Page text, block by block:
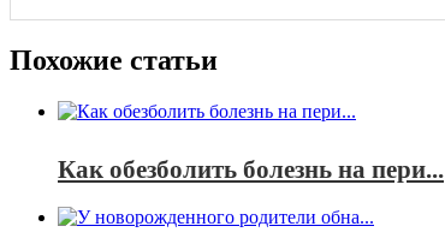
Похожие статьи
Как обезболить болезнь на пери...